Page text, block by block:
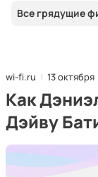
Все грядущие
wi-fi.ru 13 октября
Как
Дэйву